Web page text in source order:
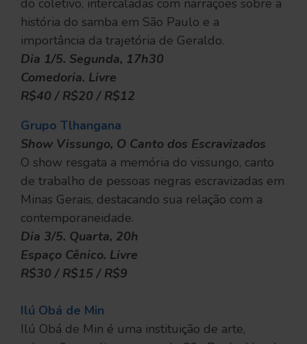
do coletivo, intercaladas com narrações sobre a
história do samba em São Paulo e a
importância da trajetória de Geraldo.
Dia 1/5. Segunda, 17h30
Comedoria. Livre
R$40 / R$20 / R$12
Grupo Tlhangana
Show Vissungo, O Canto dos Escravizados
O show resgata a memória do vissungo, canto
de trabalho de pessoas negras escravizadas em
Minas Gerais, destacando sua relação com a
contemporaneidade.
Dia 3/5. Quarta, 20h
Espaço Cênico. Livre
R$30 / R$15 / R$9
Ilú Obá de Min
Ilú Obá de Min é uma instituição de arte,